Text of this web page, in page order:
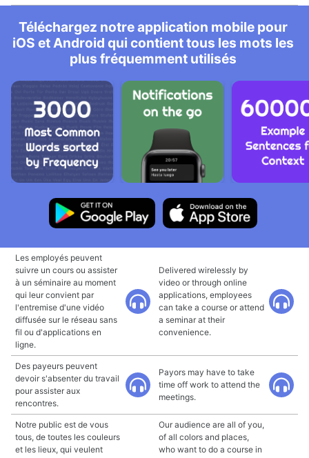
Téléchargez notre application mobile pour
iOS et Android qui contient tous les mots les
plus fréquemment utilisés
Les employés peuvent
suivre un cours ou assister
à un séminaire au moment
qui leur convient par
l'entremise d'une vidéo
diffusée sur le réseau sans
fil ou d'applications en
ligne.
Delivered wirelessly by
video or through online
applications, employees
can take a course or attend
a seminar at their
convenience.
Des payeurs peuvent
devoir s'absenter du travail
pour assister aux
rencontres.
Payors may have to take
time off work to attend the
meetings.
Notre public est de vous
tous, de toutes les couleurs
et les lieux, qui veulent
Our audience are all of you,
of all colors and places,
who want to do a course in